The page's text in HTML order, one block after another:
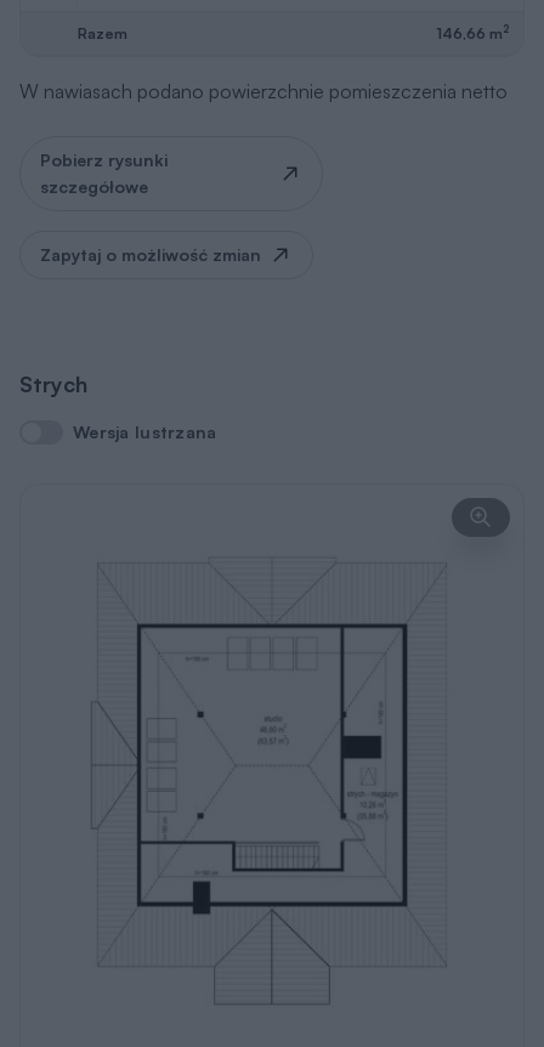
Razem 146,66 m2
W nawiasach podano powierzchnie pomieszczenia netto
Pobierz rysunki
szczegółowe
Zapytaj o możliwość zmian
Strych
Wersja lustrzana
Wersja lustrzana